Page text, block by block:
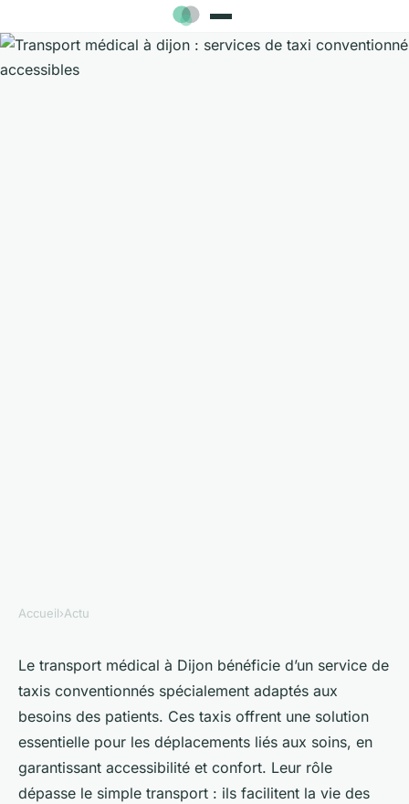
Transport médical à dijon :
services de taxi conventionné
accessibles
Gordon•07/07/2025 08:31• 12 min de lecture
Accueil›Actu
Le transport médical à Dijon bénéficie d’un service de
taxis conventionnés spécialement adaptés aux
besoins des patients. Ces taxis offrent une solution
essentielle pour les déplacements liés aux soins, en
garantissant accessibilité et confort. Leur rôle
dépasse le simple transport : ils facilitent la vie des